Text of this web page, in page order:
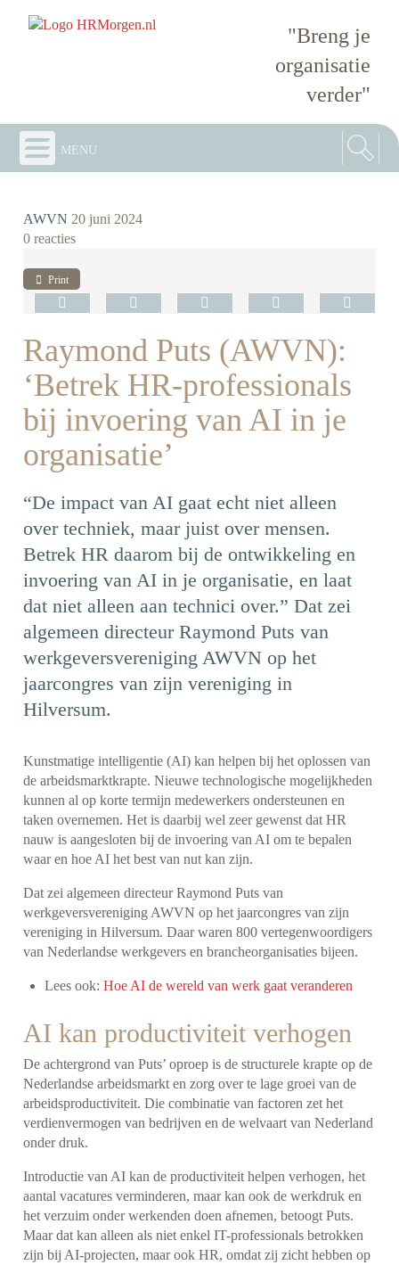
"Breng je
organisatie
verder"
menu
AWVN 20 juni 2024
0 reacties
Print
Raymond Puts (AWVN):
‘Betrek HR-professionals
bij invoering van AI in je
organisatie’
“De impact van AI gaat echt niet alleen
over techniek, maar juist over mensen.
Betrek HR daarom bij de ontwikkeling en
invoering van AI in je organisatie, en laat
dat niet alleen aan technici over.” Dat zei
algemeen directeur Raymond Puts van
werkgeversvereniging AWVN op het
jaarcongres van zijn vereniging in
Hilversum.
Kunstmatige intelligentie (AI) kan helpen bij het oplossen van
de arbeidsmarktkrapte. Nieuwe technologische mogelijkheden
kunnen al op korte termijn medewerkers ondersteunen en
taken overnemen. Het is daarbij wel zeer gewenst dat HR
nauw is aangesloten bij de invoering van AI om te bepalen
waar en hoe AI het best van nut kan zijn.
Dat zei algemeen directeur Raymond Puts van
werkgeversvereniging AWVN op het jaarcongres van zijn
vereniging in Hilversum. Daar waren 800 vertegenwoordigers
van Nederlandse werkgevers en brancheorganisaties bijeen.
Lees ook:Hoe AI de wereld van werk gaat veranderen
AI kan productiviteit verhogen
De achtergrond van Puts’ oproep is de structurele krapte op de
Nederlandse arbeidsmarkt en zorg over te lage groei van de
arbeidsproductiviteit. Die combinatie van factoren zet het
verdienvermogen van bedrijven en de welvaart van Nederland
onder druk.
Introductie van AI kan de productiviteit helpen verhogen, het
aantal vacatures verminderen, maar kan ook de werkdruk en
het verzuim onder werkenden doen afnemen, betoogt Puts.
Maar dat kan alleen als niet enkel IT-professionals betrokken
zijn bij AI-projecten, maar ook HR, omdat zij zicht hebben op